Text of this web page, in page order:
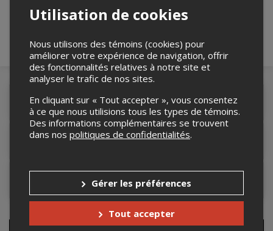
Détails de l'événement
Lieu de l'événement
Contacter l'organisateur
Utilisation de cookies
Nous utilisons des témoins (cookies) pour
améliorer votre expérience de navigation, offrir
des fonctionnalités relatives à notre site et
analyser le trafic de nos sites.
En cliquant sur « Tout accepter », vous consentez
à ce que nous utilisions tous les types de témoins.
Des informations complémentaires se trouvent
dans nos politiques de confidentialités.
Gérer les préférences
Tout accepter